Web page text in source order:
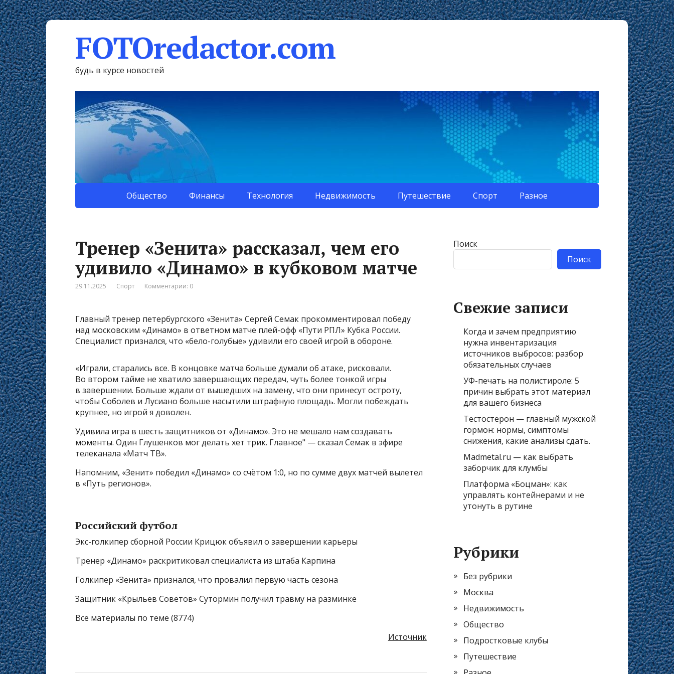
FOTOredactor.com
будь в курсе новостей
Общество Финансы Технология Недвижимость Путешествие Спорт Разное
Тренер «Зенита» рассказал, чем его
удивило «Динамо» в кубковом матче
29.11.2025 Спорт Комментарии: 0
Главный тренер петербургского «Зенита» Сергей Семак прокомментировал победу
над московским «Динамо» в ответном матче плей-офф «Пути РПЛ» Кубка России.
Специалист признался, что «бело-голубые» удивили его своей игрой в обороне.
«Играли, старались все. В концовке матча больше думали об атаке, рисковали.
Во втором тайме не хватило завершающих передач, чуть более тонкой игры
в завершении. Больше ждали от вышедших на замену, что они принесут остроту,
чтобы Соболев и Лусиано больше насытили штрафную площадь. Могли побеждать
крупнее, но игрой я доволен.
Удивила игра в шесть защитников от «Динамо». Это не мешало нам создавать
моменты. Один Глушенков мог делать хет трик. Главное" — сказал Семак в эфире
телеканала «Матч ТВ».
Напомним, «Зенит» победил «Динамо» со счётом 1:0, но по сумме двух матчей вылетел
в «Путь регионов».
Российский футбол
Экс-голкипер сборной России Крицюк объявил о завершении карьеры
Тренер «Динамо» раскритиковал специалиста из штаба Карпина
Голкипер «Зенита» признался, что провалил первую часть сезона
Защитник «Крыльев Советов» Сутормин получил травму на разминке
Все материалы по теме (8774)
Источник
Поиск
Поиск
Свежие записи
Когда и зачем предприятию
нужна инвентаризация
источников выбросов: разбор
обязательных случаев
УФ-печать на полистироле: 5
причин выбрать этот материал
для вашего бизнеса
Тестостерон — главный мужской
гормон: нормы, симптомы
снижения, какие анализы сдать.
Madmetal.ru — как выбрать
заборчик для клумбы
Платформа «Боцман»: как
управлять контейнерами и не
утонуть в рутине
Рубрики
Без рубрики
Москва
Недвижимость
Общество
Подростковые клубы
Путешествие